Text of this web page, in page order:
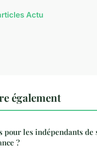
Actu
également
pour les indépendants de
?